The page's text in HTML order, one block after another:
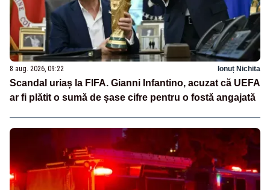
8 aug. 2026, 09:22 Ionuț Nichita
Scandal uriaș la FIFA. Gianni Infantino, acuzat că UEFA
ar fi plătit o sumă de șase cifre pentru o fostă angajată